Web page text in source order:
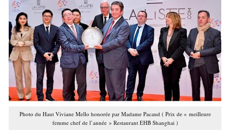
Photo du Haut Viviane Mello honorée par Madame Pacaud ( Prix de « meilleure
femme chef de l’année » Restaurant EHB Shanghai )